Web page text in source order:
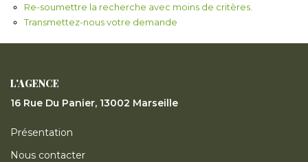
ESTIMER
NOTRE AGENCE
Re-soumettre la recherche avec moins de critères.
Transmettez-nous votre demande
L'AGENCE
16 Rue Du Panier, 13002 Marseille
Présentation
Nous contacter